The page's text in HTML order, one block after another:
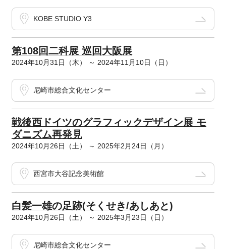
KOBE STUDIO Y3
第108回二科展 巡回大阪展
2024年10月31日（木） ～ 2024年11月10日（日）
尼崎市総合文化センター
戦後西ドイツのグラフィックデザイン展 モ
ダニズム再発見
2024年10月26日（土） ～ 2025年2月24日（月）
西宮市大谷記念美術館
白髪一雄の足跡(そくせき/あしあと)
2024年10月26日（土） ～ 2025年3月23日（日）
尼崎市総合文化センター